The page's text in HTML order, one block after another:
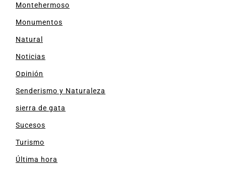
Montehermoso
Monumentos
Natural
Noticias
Opinión
Senderismo y Naturaleza
sierra de gata
Sucesos
Turismo
Última hora